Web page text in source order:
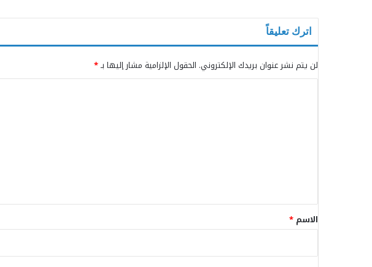
اترك تعليقاً
لن يتم نشر عنوان بريدك الإلكتروني. الحقول الإلزامية مشار إليها بـ*
*
الاسم *